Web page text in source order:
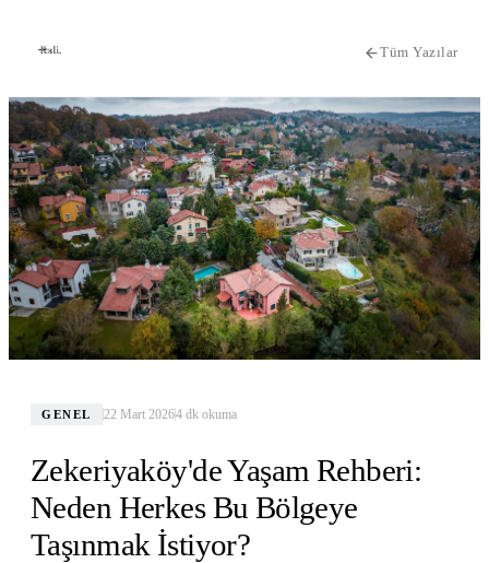
Tüm Yazılar
GENEL 22 Mart 20264dk okuma
Zekeriyaköy'de Yaşam Rehberi:
Neden Herkes Bu Bölgeye
Taşınmak İstiyor?